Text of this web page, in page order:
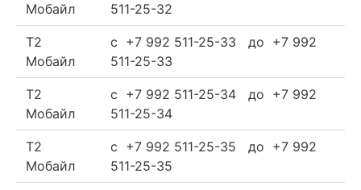
Мобайл
511-25-32
Т2
Мобайл
c +7 992 511-25-33 до +7 992
511-25-33
Т2
Мобайл
c +7 992 511-25-34 до +7 992
511-25-34
Т2
Мобайл
c +7 992 511-25-35 до +7 992
511-25-35